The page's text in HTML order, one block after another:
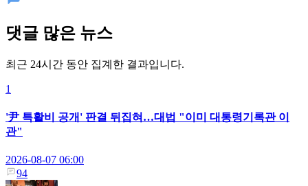
댓글 많은 뉴스
최근 24시간 동안 집계한 결과입니다.
1
'尹 특활비 공개' 판결 뒤집혀…대법 "이미 대통령기록관 이
관"
2026-08-07 06:00
94